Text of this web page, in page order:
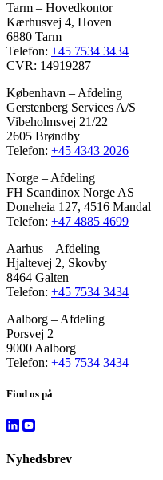
Tarm – Hovedkontor
Kærhusvej 4, Hoven
6880 Tarm
Telefon: +45 7534 3434
CVR: 14919287
København – Afdeling
Gerstenberg Services A/S
Vibeholmsvej 21/22
2605 Brøndby
Telefon: +45 4343 2026
Norge – Afdeling
FH Scandinox Norge AS
Doneheia 127, 4516 Mandal
Telefon: +47 4885 4699
Aarhus – Afdeling
Hjaltevej 2, Skovby
8464 Galten
Telefon: +45 7534 3434
Aalborg – Afdeling
Porsvej 2
9000 Aalborg
Telefon: +45 7534 3434
Find os på
Nyhedsbrev